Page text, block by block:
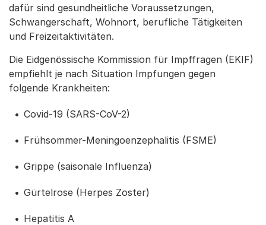
dafür sind gesundheitliche Voraussetzungen,
Schwangerschaft, Wohnort, berufliche Tätigkeiten
und Freizeitaktivitäten.
Die Eidgenössische Kommission für Impffragen (EKIF)
empfiehlt je nach Situation Impfungen gegen
folgende Krankheiten:
Covid-19 (SARS-CoV-2)
Frühsommer-Meningoenzephalitis (FSME)
Grippe (saisonale Influenza)
Gürtelrose (Herpes Zoster)
Hepatitis A